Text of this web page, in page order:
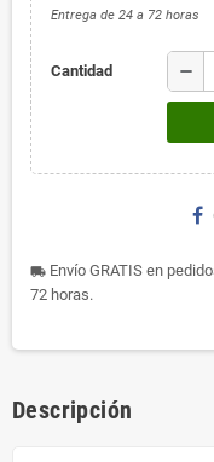
Entrega de 24 a 72 horas
Cantidad remove
local_shipping Envío GRATIS en
72 horas.
Descripción